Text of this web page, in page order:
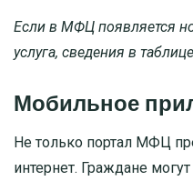
Если в МФЦ появляется
услуга, сведения в
Мобильное
Не только портал МФЦ
интернет. Граждане